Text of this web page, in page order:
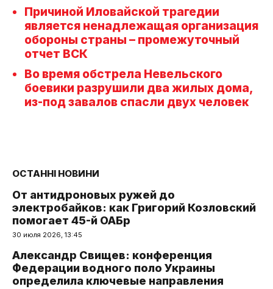
Причиной Иловайской трагедии
является ненадлежащая организация
обороны страны – промежуточный
отчет ВСК
Во время обстрела Невельского
боевики разрушили два жилых дома,
из-под завалов спасли двух человек
ОСТАННІ НОВИНИ
От антидроновых ружей до
электробайков: как Григорий Козловский
помогает 45-й ОАБр
30 июля 2026, 13:45
Александр Свищев: конференция
Федерации водного поло Украины
определила ключевые направления